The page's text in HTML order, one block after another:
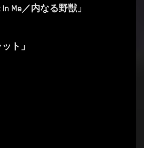
In Me／内なる野獣」
ト」